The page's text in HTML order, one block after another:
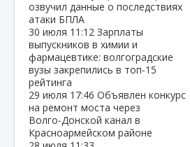
озвучил данные о последствиях
атаки БПЛА
30 июля 11:12 Зарплаты
выпускников в химии и
фармацевтике: волгоградские
вузы закрепились в топ‑15
рейтинга
29 июля 17:46 Объявлен конкурс
на ремонт моста через
Волго‑Донской канал в
Красноармейском районе